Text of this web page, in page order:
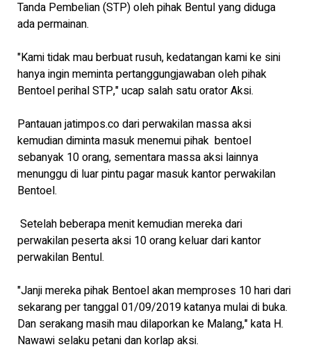
Tanda Pembelian (STP) oleh pihak Bentul yang diduga
ada permainan.
"Kami tidak mau berbuat rusuh, kedatangan kami ke sini
hanya ingin meminta pertanggungjawaban oleh pihak
Bentoel perihal STP," ucap salah satu orator Aksi.
Pantauan jatimpos.co dari perwakilan massa aksi
kemudian diminta masuk menemui pihak bentoel
sebanyak 10 orang, sementara massa aksi lainnya
menunggu di luar pintu pagar masuk kantor perwakilan
Bentoel.
Setelah beberapa menit kemudian mereka dari
perwakilan peserta aksi 10 orang keluar dari kantor
perwakilan Bentul.
"Janji mereka pihak Bentoel akan memproses 10 hari dari
sekarang per tanggal 01/09/2019 katanya mulai di buka.
Dan serakang masih mau dilaporkan ke Malang," kata H.
Nawawi selaku petani dan korlap aksi.